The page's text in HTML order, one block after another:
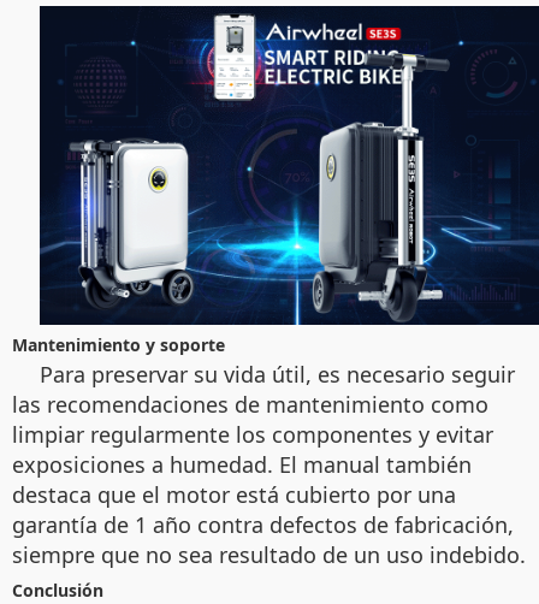
Mantenimiento y soporte
Para preservar su vida útil, es necesario seguir
las recomendaciones de mantenimiento como
limpiar regularmente los componentes y evitar
exposiciones a humedad. El manual también
destaca que el motor está cubierto por una
garantía de 1 año contra defectos de fabricación,
siempre que no sea resultado de un uso indebido.
Conclusión